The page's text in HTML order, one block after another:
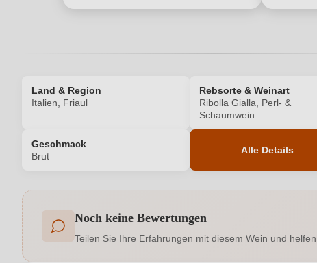
Land & Region
Italien, Friaul
Rebsorte & Weinart
Ribolla Gialla, Perl- &
Schaumwein
Geschmack
Brut
Alle Details
Allergene
Geographische Angabe
Noch keine Bewertungen
Teilen Sie Ihre Erfahrungen mit diesem Wein und